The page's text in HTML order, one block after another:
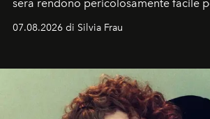
sera rendono pericolosamente facile
cognizione del tempo. Ma con
07.08.2026 di Silvia Frau